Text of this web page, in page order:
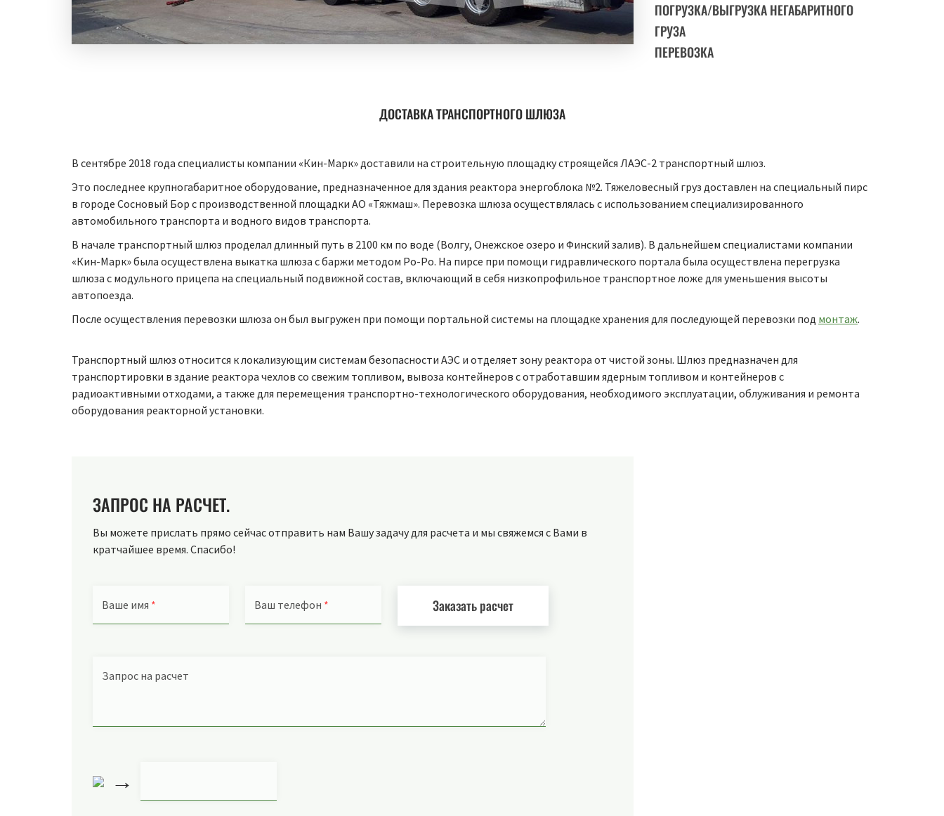
ПОГРУЗКА/ВЫГРУЗКА НЕГАБАРИТНОГО
ГРУЗА
ПЕРЕВОЗКА
ДОСТАВКА ТРАНСПОРТНОГО ШЛЮЗА
В сентябре 2018 года специалисты компании «Кин-Марк» доставили на строительную площадку строящейся ЛАЭС-2 транспортный шлюз.
Это последнее крупногабаритное оборудование, предназначенное для здания реактора энергоблока №2. Тяжеловесный груз доставлен на специальный пирс
в городе Сосновый Бор с производственной площадки АО «Тяжмаш». Перевозка шлюза осуществлялась с использованием специализированного
автомобильного транспорта и водного видов транспорта.
В начале транспортный шлюз проделал длинный путь в 2100 км по воде (Волгу, Онежское озеро и Финский залив). В дальнейшем специалистами компании
«Кин-Марк» была осуществлена выкатка шлюза с баржи методом Ро-Ро. На пирсе при помощи гидравлического портала была осуществлена перегрузка
шлюза с модульного прицепа на специальный подвижной состав, включающий в себя низкопрофильное транспортное ложе для уменьшения высоты
автопоезда.
После осуществления перевозки шлюза он был выгружен при помощи портальной системы на площадке хранения для последующей перевозки под монтаж.
Транспортный шлюз относится к локализующим системам безопасности АЭС и отделяет зону реактора от чистой зоны. Шлюз предназначен для
транспортировки в здание реактора чехлов со свежим топливом, вывоза контейнеров с отработавшим ядерным топливом и контейнеров с
радиоактивными отходами, а также для перемещения транспортно-технологического оборудования, необходимого эксплуатации, облуживания и ремонта
оборудования реакторной установки.
ЗАПРОС НА РАСЧЕТ.
Вы можете прислать прямо сейчас отправить нам Вашу задачу для расчета и мы свяжемся с Вами в
кратчайшее время. Спасибо!
Ваше имя * Ваш телефон * Заказать расчет
Запрос на расчет
→